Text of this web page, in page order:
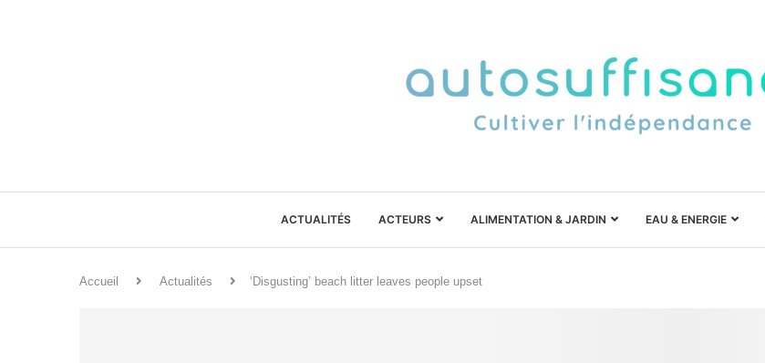
ACTUALITÉS ACTEURS ALIMENTATION & JARDIN EAU & ENERGIE
Accueil Actualités ‘Disgusting’ beach litter leaves people upset